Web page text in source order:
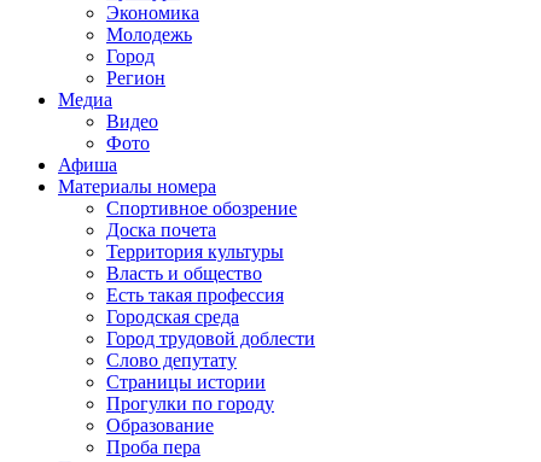
Экономика
Молодежь
Город
Регион
Медиа
Видео
Фото
Афиша
Материалы номера
Спортивное обозрение
Доска почета
Территория культуры
Власть и общество
Есть такая профессия
Городская среда
Город трудовой доблести
Слово депутату
Страницы истории
Прогулки по городу
Образование
Проба пера